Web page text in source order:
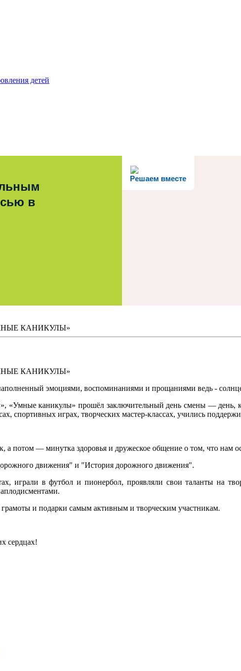
детей
Решаем вместе
в
КАНИКУЛЫ»
КАНИКУЛЫ»
эмоциями, воспоминаниями и прощаниями ведь -
«Умные каникулы» прошёл заключительный день смены — день,
спортивных играх, творческих мастер-классах, учились
а потом — минутка здоровья и дружеское общение о том, что нам
движения" и "История дорожного движения".
играли в футбол и пионербол, проявляли свои таланты на
и подарки самым активным и творческим участникам.
сердцах!